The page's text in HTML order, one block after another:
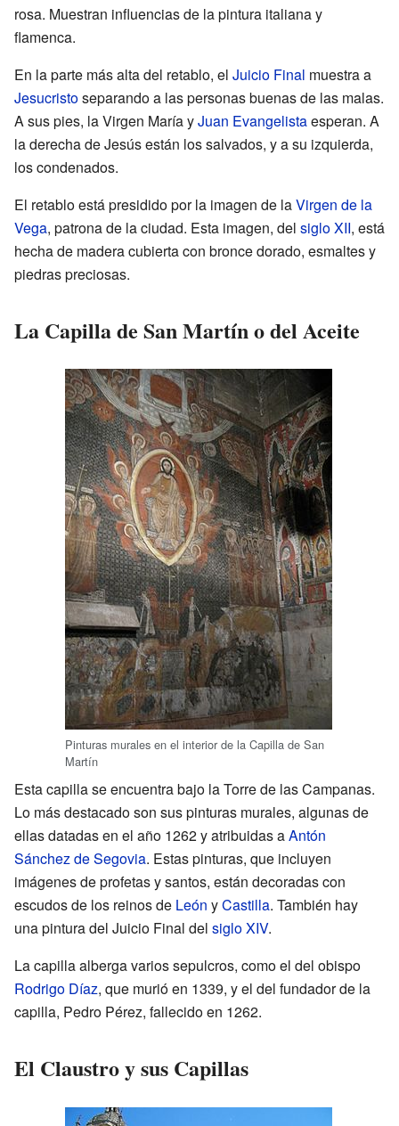
rosa. Muestran influencias de la pintura italiana y
flamenca.
En la parte más alta del retablo, el Juicio Final muestra a
Jesucristoseparando a las personas buenas de las malas.
A sus pies, la Virgen María yJuan Evangelistaesperan. A
la derecha de Jesús están los salvados, y a su izquierda,
los condenados.
El retablo está presidido por la imagen de laVirgen de la
Vega, patrona de la ciudad. Esta imagen, del siglo XII, está
hecha de madera cubierta con bronce dorado, esmaltes y
piedras preciosas.
La Capilla de San Martín o del Aceite
Pinturas murales en el interior de la Capilla de San
Martín
Esta capilla se encuentra bajo la Torre de las Campanas.
Lo más destacado son sus pinturas murales, algunas de
ellas datadas en el año 1262 y atribuidas aAntón
Sánchez de Segovia. Estas pinturas, que incluyen
imágenes de profetas y santos, están decoradas con
escudos de los reinos de León yCastilla. También hay
una pintura del Juicio Final del siglo XIV.
La capilla alberga varios sepulcros, como el del obispo
Rodrigo Díaz, que murió en 1339, y el del fundador de la
capilla, Pedro Pérez, fallecido en 1262.
El Claustro y sus Capillas